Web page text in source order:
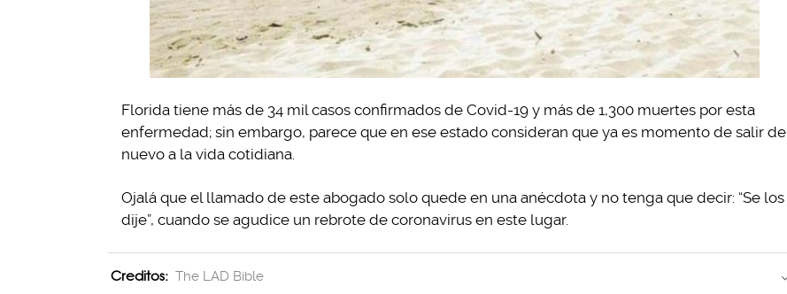
Florida tiene más de 34 mil casos confirmados de Covid-19 y más de 1,300 muertes por esta
enfermedad; sin embargo, parece que en ese estado consideran que ya es momento de salir de
nuevo a la vida cotidiana.
Ojalá que el llamado de este abogado solo quede en una anécdota y no tenga que decir: “Se los
dije”, cuando se agudice un rebrote de coronavirus en este lugar.
Creditos: The LAD Bible